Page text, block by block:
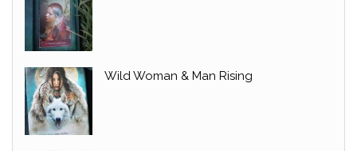
Wild Woman & Man Rising